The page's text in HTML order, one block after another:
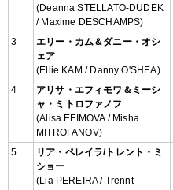
(Deanna STELLATO-DUDEK
/ Maxime DESCHAMPS)
3
エリー・カム＆ダニー・オシ
ェア
(Ellie KAM / Danny O'SHEA)
4
アリサ・エフィモワ＆ミーシ
ャ・ミトロファノフ
(Alisa EFIMOVA / Misha
MITROFANOV)
5
リア・ペレイラ/トレント・ミ
ショー
(Lia PEREIRA / Trennt